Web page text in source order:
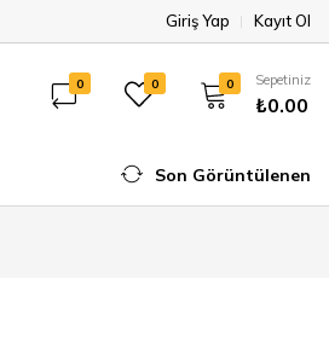
Giriş Yap Kayıt Ol
0 0 0 Sepetiniz
₺0.00
Son Görüntülenen